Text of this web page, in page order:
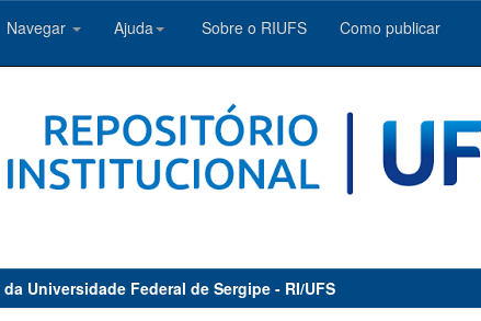
Navegar Ajuda Sobre o RIUFS Como publicar
Universidade Federal de Sergipe - RI/UFS